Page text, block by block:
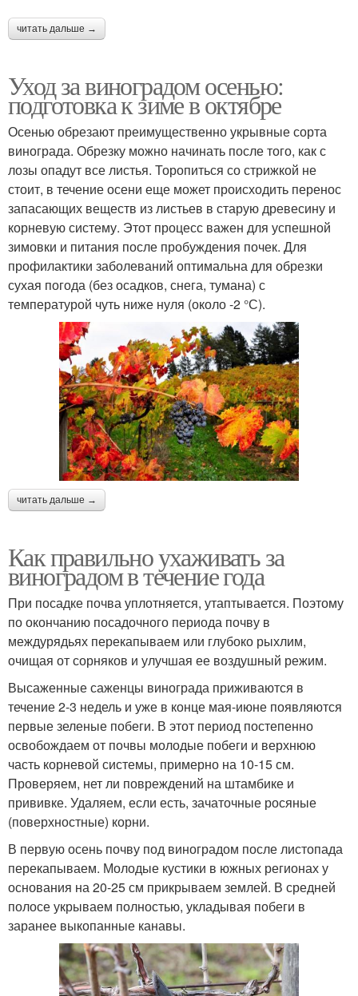
читать дальше →
Уход за виноградом осенью:
подготовка к зиме в октябре
Осенью обрезают преимущественно укрывные сорта
винограда. Обрезку можно начинать после того, как с
лозы опадут все листья. Торопиться со стрижкой не
стоит, в течение осени еще может происходить перенос
запасающих веществ из листьев в старую древесину и
корневую систему. Этот процесс важен для успешной
зимовки и питания после пробуждения почек. Для
профилактики заболеваний оптимальна для обрезки
сухая погода (без осадков, снега, тумана) с
температурой чуть ниже нуля (около -2 °С).
читать дальше →
Как правильно ухаживать за
виноградом в течение года
При посадке почва уплотняется, утаптывается. Поэтому
по окончанию посадочного периода почву в
междурядьях перекапываем или глубоко рыхлим,
очищая от сорняков и улучшая ее воздушный режим.
Высаженные саженцы винограда приживаются в
течение 2-3 недель и уже в конце мая-июне появляются
первые зеленые побеги. В этот период постепенно
освобождаем от почвы молодые побеги и верхнюю
часть корневой системы, примерно на 10-15 см.
Проверяем, нет ли повреждений на штамбике и
прививке. Удаляем, если есть, зачаточные росяные
(поверхностные) корни.
В первую осень почву под виноградом после листопада
перекапываем. Молодые кустики в южных регионах у
основания на 20-25 см прикрываем землей. В средней
полосе укрываем полностью, укладывая побеги в
заранее выкопанные канавы.